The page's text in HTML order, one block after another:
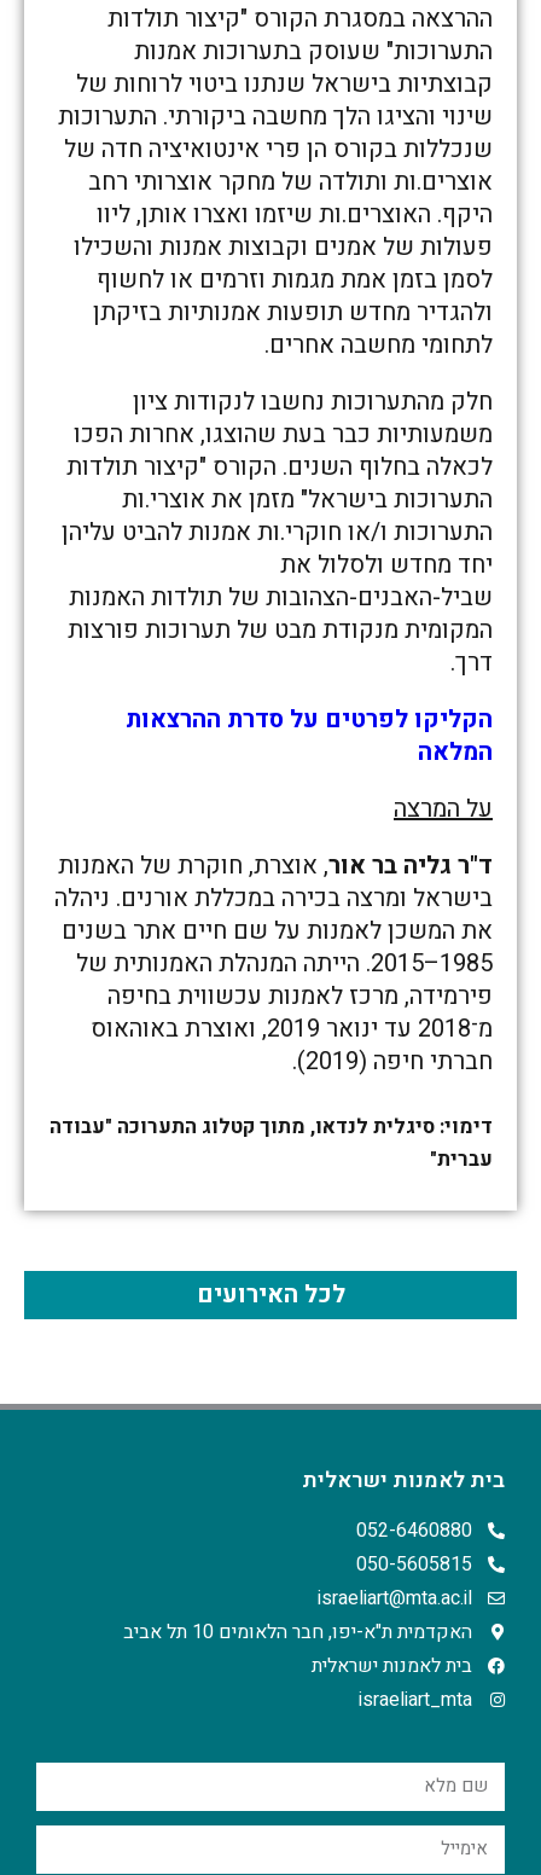
ההרצאה במסגרת הקורס "קיצור תולדות
התערוכות" שעוסק בתערוכות אמנות
קבוצתיות בישראל שנתנו ביטוי לרוחות של
שינוי והציגו הלך מחשבה ביקורתי. התערוכות
שנכללות בקורס הן פרי אינטואיציה חדה של
אוצרים.ות ותולדה של מחקר אוצרותי רחב
היקף. האוצרים.ות שיזמו ואצרו אותן, ליוו
פעולות של אמנים וקבוצות אמנות והשכילו
לסמן בזמן אמת מגמות וזרמים או לחשוף
ולהגדיר מחדש תופעות אמנותיות בזיקתן
לתחומי מחשבה אחרים.
חלק מהתערוכות נחשבו לנקודות ציון
משמעותיות כבר בעת שהוצגו, אחרות הפכו
לכאלה בחלוף השנים. הקורס "קיצור תולדות
התערוכות בישראל" מזמן את אוצרי.ות
התערוכות ו/או חוקרי.ות אמנות להביט עליהן
יחד מחדש ולסלול את
שביל-האבנים-הצהובות של תולדות האמנות
המקומית מנקודת מבט של תערוכות פורצות
דרך.
הקליקו לפרטים על סדרת ההרצאות
המלאה
על המרצה
ד"ר גליה בר אור, אוצרת, חוקרת של האמנות
בישראל ומרצה בכירה במכללת אורנים. ניהלה
את המשכן לאמנות על שם חיים אתר בשנים
1985–2015. הייתה המנהלת האמנותית של
פירמידה, מרכז לאמנות עכשווית בחיפה
מ־2018 עד ינואר 2019, ואוצרת באוהאוס
חברתי חיפה (2019).
דימוי: סיגלית לנדאו, מתוך קטלוג התערוכה "עבודה
עברית"
לכל האירועים
בית לאמנות ישראלית
052-6460880
050-5605815
israeliart@mta.ac.il
האקדמית ת"א-יפו, חבר הלאומים 10 תל אביב
בית לאמנות ישראלית
israeliart_mta